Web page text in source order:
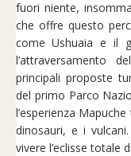
fuori niente,
che offre questo
come Ushuaia e il
l’attraversamento
principali proposte
del primo Parco
l’esperienza
dinosauri, e i
vivere l’eclisse totale